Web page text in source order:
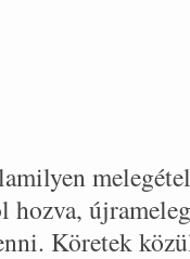
Köretek